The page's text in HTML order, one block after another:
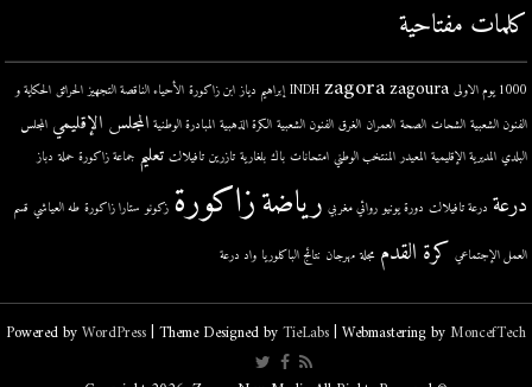
كلمات مفتاحية
1000 يوم الاولى INDH zagora zagoura إبراهيم دياز ابن زاكورة الأحياء الناقصة التجهيز الحرائق الحكاية و
الفنون الشعبية الشحات الصحة العمران الغرق الفنون الشعبية الكرة الذهبية المبادرة الوطنية المجلس الإقليمي المجلس
البلدي المديرية الإقليمية المعيدر المنتخب الوطني امتحانات باك بلغارية تازرين تافيلالت تعليم جماعة زاكورة حملة دباز
درعة درعة تافيلالت دورة يونيو روائي مغربي رياضةزاكورة زكونو ستارا زاكورة طه العياشي قسم
العمل الإجتماعي كرة القدم مجلة مهرجان نتائج الباكلوريا واد درعة
Powered byWordPress| Theme Designed byTieLabs| Webmastering byMoncefTech